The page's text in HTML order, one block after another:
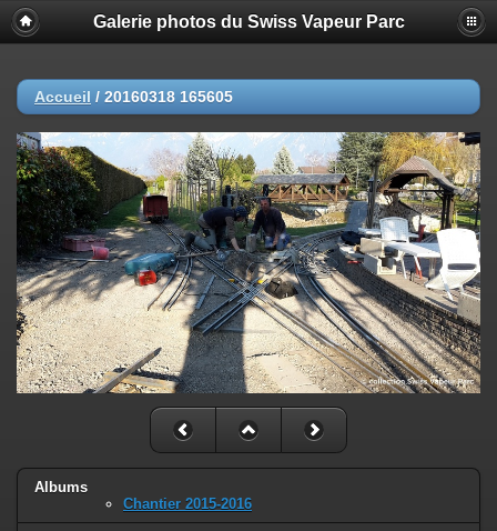
Galerie photos du Swiss Vapeur Parc
Accueil / 20160318 165605
Albums
Chantier 2015-2016